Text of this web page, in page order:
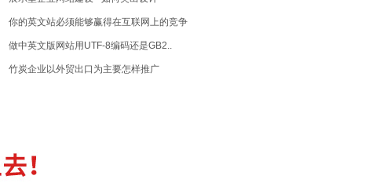
你的英文站必须能够赢得在互联网上的竞争
做中英文版网站用UTF-8编码还是GB2..
竹炭企业以外贸出口为主要怎样推广